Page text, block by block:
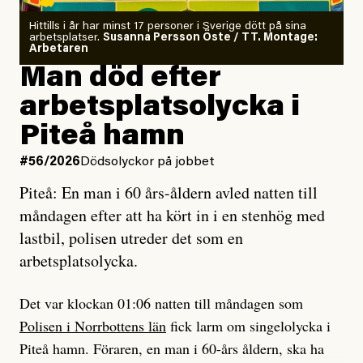
Kuhn och Sassarinis-McGowan radar upp.
Vem är det som Dagens ETC skriver för?
Vad betyder det att vara en röd, grön och oberoende
tidning?
Vad är bra journalistik?
Ett försök till korta svar som jag hoppas kan förtydliga
för Kuhn och Sassarinis-McGowan och andra hur jag
som chefredaktör ser på Dagens ETC:s uppdrag och
roll.
Vi skriver för våra läsare som vill bli informerade,
överraskade, bekräftade, utmanade – och som kräver
att vi granskar allt och alla.
Om läkaren säger vaccinera dig
så säger jag tvärtemot.
Jag lärde mig renovera
enligt uråldrig metod
och lade min sista ungdom
på att laga en gammal bod.
Jag sökte ljuset och meningen,
efter det som var rent, rätt och sant,
och aldrig såg jag det klarare än
när jag ombord på bussen hjälpte en tant.
#23/2026Intervjun
Jesper Lundby: ”Livet i sig
Hittills i år har minst 17 personer i Sverige dött på sina
arbetsplatser. Susanna Persson Öste / TT. Montage:
Arbetaren
Man död efter
arbetsplatsolycka i
Piteå hamn
#56/2026 Dödsolyckor på jobbet
Piteå: En man i 60 års-åldern avled natten till
måndagen efter att ha kört in i en stenhög med
lastbil, polisen utreder det som en
arbetsplatsolycka.
Det var klockan 01:06 natten till måndagen som
Polisen i Norrbottens län fick larm om singelolycka i
Piteå hamn. Föraren, en man i 60-års åldern, ska ha